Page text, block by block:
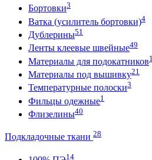
Бортовки3
Ватка (усилитель бортовки)4
Дублерины51
Ленты клеевые швейные49
Материалы для подокатников1
Материалы под вышивку21
Температурные полоски3
Фильцы одежные1
Флизелины40
Подкладочные ткани 28
14